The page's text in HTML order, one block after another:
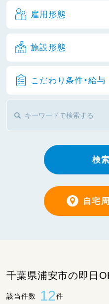
雇用形態
施設形態
こだわり条件・給与
検
自宅
千葉県浦安市の即日
該当件数 12件